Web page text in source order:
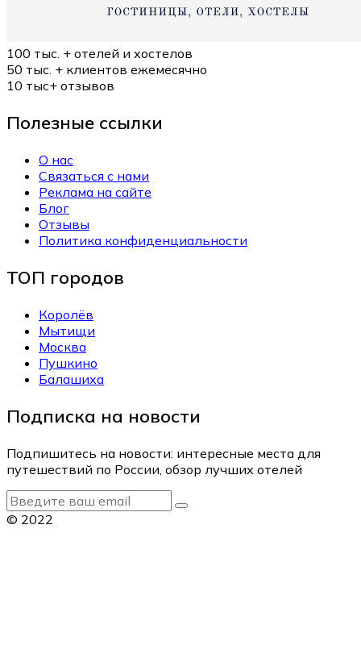
100 тыс. + отелей и хостелов
50 тыс. + клиентов ежемесячно
10 тыс+ отзывов
Полезные ссылки
О нас
Связаться с нами
Реклама на сайте
Блог
Отзывы
Политика конфиденциальности
ТОП городов
Королёв
Мытищи
Москва
Пушкино
Балашиха
Подписка на новости
Подпишитесь на новости: интересные места для
путешествий по России, обзор лучших отелей
© 2022